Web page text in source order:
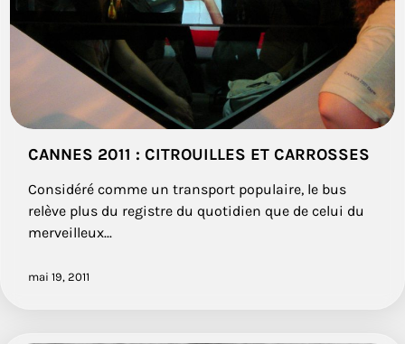
CANNES 2011 : CITROUILLES ET CARROSSES
Considéré comme un transport populaire, le bus
relève plus du registre du quotidien que de celui du
merveilleux...
mai 19, 2011